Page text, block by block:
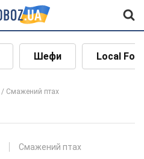
Шефи Local
Смажений птах
Смажений птах